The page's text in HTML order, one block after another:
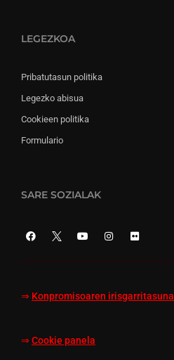
LEGEZKOA
Pribatutasun politika
Legezko abisua
Cookieen politika
Formulario
SARE SOZIALAK
⇒ Konpromisoaren irisgarritasuna
⇒ Cookie panela